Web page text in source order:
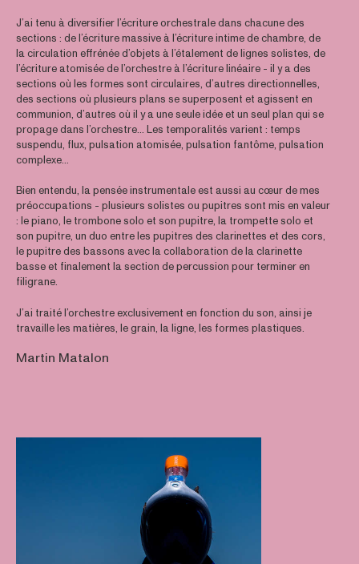
J’ai tenu à diversifier l’écriture orchestrale dans chacune des
sections : de l’écriture massive à l’écriture intime de chambre, de
la circulation effrénée d’objets à l’étalement de lignes solistes, de
l’écriture atomisée de l’orchestre à l’écriture linéaire - il y a des
sections où les formes sont circulaires, d’autres directionnelles,
des sections où plusieurs plans se superposent et agissent en
communion, d’autres où il y a une seule idée et un seul plan qui se
propage dans l’orchestre… Les temporalités varient : temps
suspendu, flux, pulsation atomisée, pulsation fantôme, pulsation
complexe…
Bien entendu, la pensée instrumentale est aussi au cœur de mes
préoccupations - plusieurs solistes ou pupitres sont mis en valeur
: le piano, le trombone solo et son pupitre, la trompette solo et
son pupitre, un duo entre les pupitres des clarinettes et des cors,
le pupitre des bassons avec la collaboration de la clarinette
basse et finalement la section de percussion pour terminer en
filigrane.
J’ai traité l’orchestre exclusivement en fonction du son, ainsi je
travaille les matières, le grain, la ligne, les formes plastiques.
Martin Matalon